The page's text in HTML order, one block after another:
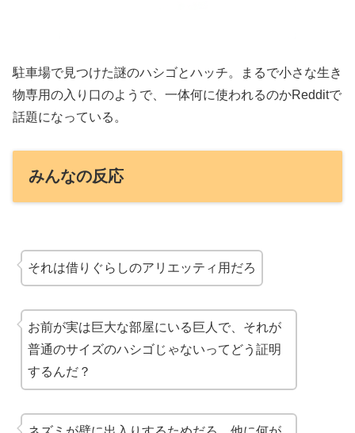
駐車場で見つけた謎のハシゴとハッチ。まるで小さな生き
物専用の入り口のようで、一体何に使われるのかRedditで
話題になっている。
みんなの反応
それは借りぐらしのアリエッティ 用だろ
お前が実は巨大な部屋にいる巨人 で、それが
普通のサイズのハシゴじゃないってどう証明
するんだ？